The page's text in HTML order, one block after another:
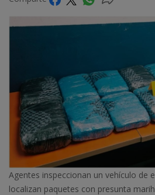
Agentes inspeccionan un vehículo de
localizan paquetes con presunta